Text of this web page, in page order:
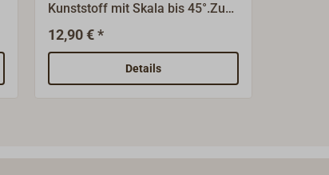
Kunststoff mit Skala bis 45°.Zum
Aufkleben auf glatte Wände.
Farbe: schwarz.
12,90 € *
Details